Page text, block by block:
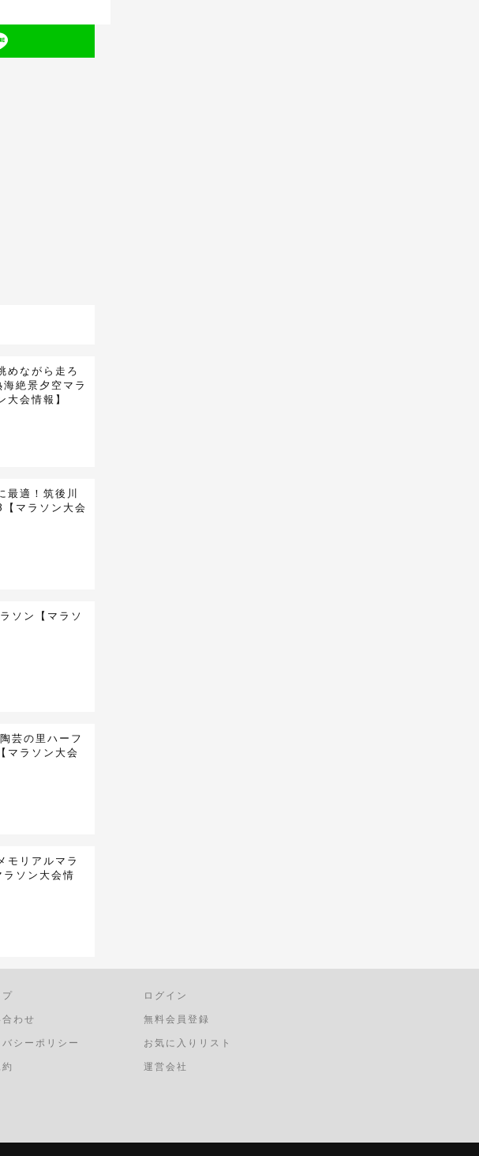
めながら走ろ
絶景夕空マラ
大会情報】
最適！筑後川
マラソン大会
ソン【マラソ
芸の里ハーフ
マラソン大会
モリアルマラ
ソン大会情
わせ
シーポリシー
ログイン
無料会員登録
お気に入りリスト
運営会社